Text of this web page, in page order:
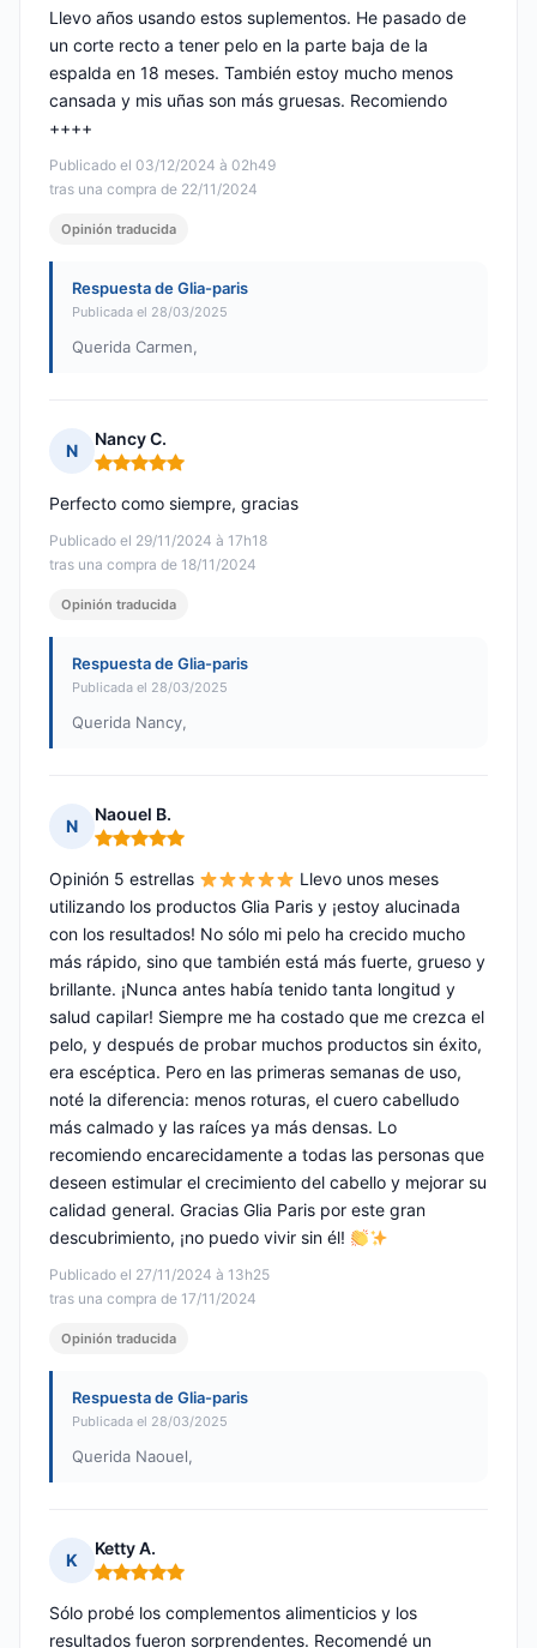
Publicado el 03/12/2024 à 02h49
tras una compra de 22/11/2024
Llevo años usando estos suplementos. He pasado de
un corte recto a tener pelo en la parte baja de la
espalda en 18 meses. También estoy mucho menos
cansada y mis uñas son más gruesas. Recomiendo
++++
Opinión traducida
Respuesta de Glia-paris
Publicada el 28/03/2025
Querida Carmen,
N
Nancy C.
Nota: 5 de 5
Publicado el 29/11/2024 à 17h18
tras una compra de 18/11/2024
Perfecto como siempre, gracias
Opinión traducida
Respuesta de Glia-paris
Publicada el 28/03/2025
Querida Nancy,
N
Naouel B.
Nota: 5 de 5
Publicado el 27/11/2024 à 13h25
tras una compra de 17/11/2024
Opinión 5 estrellas
Llevo unos meses
utilizando los productos Glia Paris y ¡estoy alucinada
con los resultados! No sólo mi pelo ha crecido mucho
más rápido, sino que también está más fuerte, grueso y
brillante. ¡Nunca antes había tenido tanta longitud y
salud capilar! Siempre me ha costado que me crezca el
pelo, y después de probar muchos productos sin éxito,
era escéptica. Pero en las primeras semanas de uso,
noté la diferencia: menos roturas, el cuero cabelludo
más calmado y las raíces ya más densas. Lo
recomiendo encarecidamente a todas las personas que
deseen estimular el crecimiento del cabello y mejorar su
calidad general. Gracias Glia Paris por este gran
descubrimiento, ¡no puedo vivir sin él!
Opinión traducida
Respuesta de Glia-paris
Publicada el 28/03/2025
Querida Naouel,
K
Ketty A.
Nota: 5 de 5
Sólo probé los complementos alimenticios y los
resultados fueron sorprendentes. Recomendé un